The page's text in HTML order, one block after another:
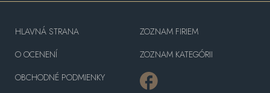
HLAVNÁ STRANA
O OCENENÍ
OBCHODNÉ PODMIENKY
ZOZNAM FIRIEM
ZOZNAM KATEGÓRII